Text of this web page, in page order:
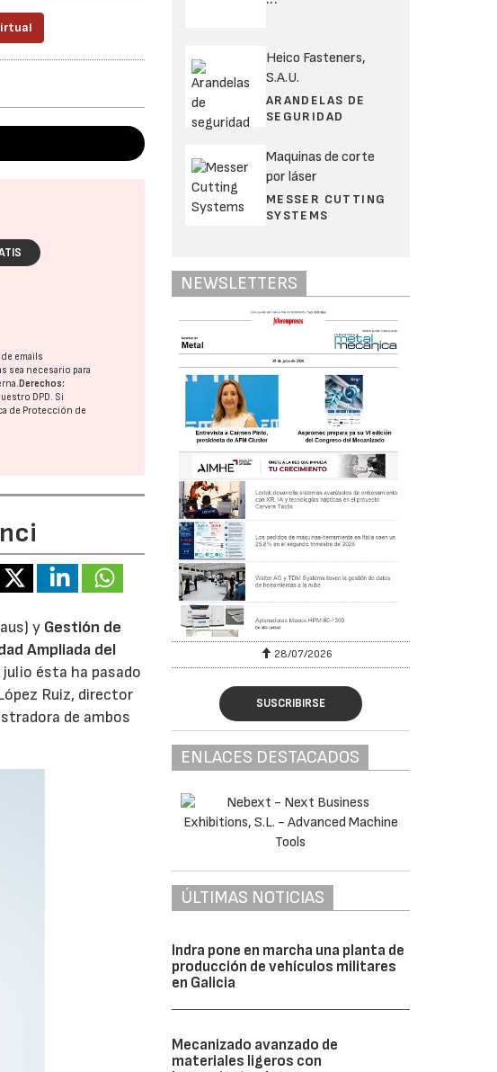
emails
sea necesario para
Derechos:
DPD. Si
de Protección de
y Gestión de
Ampliada del
julio ésta ha pasado
Ruiz, director
de ambos
Heico Fasteners,
S.A.U.
ARANDELAS DE
SEGURIDAD
Maquinas de corte
por láser
MESSER CUTTING
SYSTEMS
NEWSLETTERS
30/07/2026 28/07/2026
SUSCRIBIRSE
ENLACES DESTACADOS
ÚLTIMAS NOTICIAS
Indra pone en marcha una planta de
producción de vehículos militares
en Galicia
Mecanizado avanzado de
materiales ligeros con